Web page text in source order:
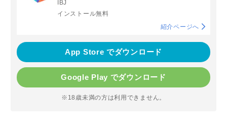
IBJ
インストール無料
紹介ページへ
App Store でダウンロード
Google Play でダウンロード
※18歳未満の方は利用できません。